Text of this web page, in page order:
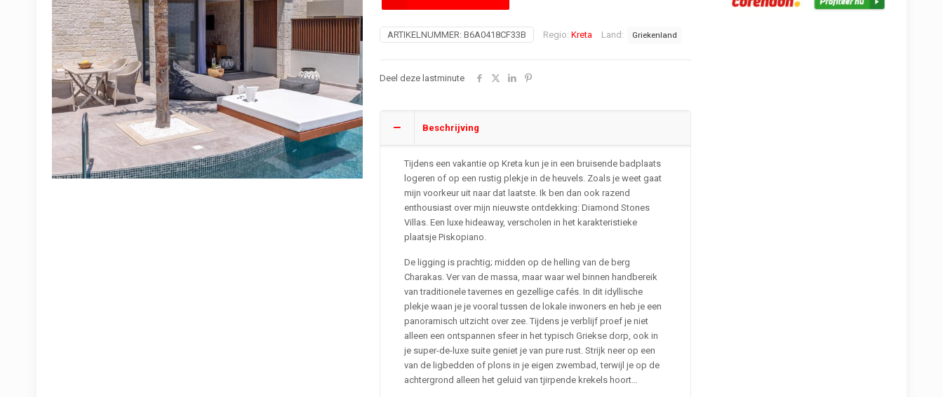
ARTIKELNUMMER:B6A0418CF33B Regio:Kreta Land: Griekenland
Deel deze lastminute
Beschrijving
Tijdens een vakantie op Kreta kun je in een bruisende badplaats
logeren of op een rustig plekje in de heuvels. Zoals je weet gaat
mijn voorkeur uit naar dat laatste. Ik ben dan ook razend
enthousiast over mijn nieuwste ontdekking: Diamond Stones
Villas. Een luxe hideaway, verscholen in het karakteristieke
plaatsje Piskopiano.
De ligging is prachtig; midden op de helling van de berg
Charakas. Ver van de massa, maar waar wel binnen handbereik
van traditionele tavernes en gezellige cafés. In dit idyllische
plekje waan je je vooral tussen de lokale inwoners en heb je een
panoramisch uitzicht over zee. Tijdens je verblijf proef je niet
alleen een ontspannen sfeer in het typisch Griekse dorp, ook in
je super-de-luxe suite geniet je van pure rust. Strijk neer op een
van de ligbedden of plons in je eigen zwembad, terwijl je op de
achtergrond alleen het geluid van tjirpende krekels hoort…